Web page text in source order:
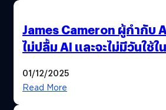
James Cameron ผู้กำกับ
ไม่ปลื้ม AI และจะไม่มีวันใช้ใ
01/12/2025
Read More